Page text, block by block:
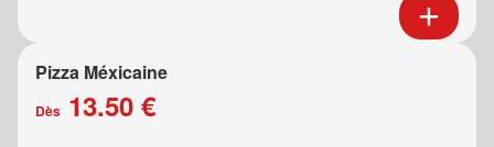
Pizza Méxicaine
Dès 13.50 €